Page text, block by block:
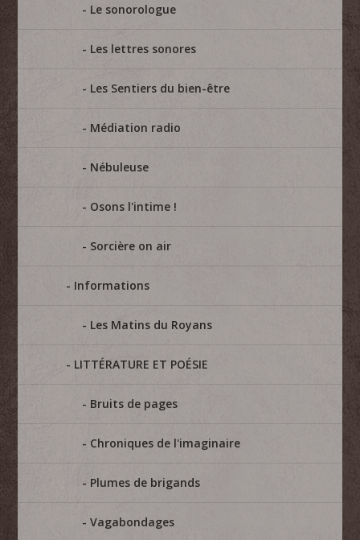
Le sonorologue
Les lettres sonores
Les Sentiers du bien-être
Médiation radio
Nébuleuse
Osons l'intime !
Sorcière on air
Informations
Les Matins du Royans
LITTÉRATURE ET POÉSIE
Bruits de pages
Chroniques de l'imaginaire
Plumes de brigands
Vagabondages